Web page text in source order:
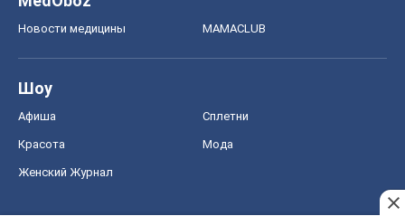
Новости медицины MAMACLUB
Шоу
Афиша Сплетни
Красота Мода
Женский Журнал